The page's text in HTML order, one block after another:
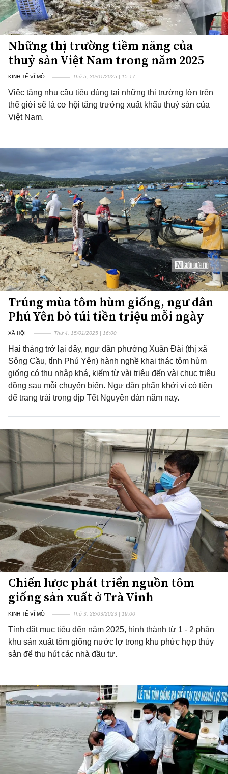
Những thị trường tiềm năng của
thuỷ sản Việt Nam trong năm 2025
KINH TẾ VĨ MÔ Thứ 5, 30/01/2025 | 15:17
Việc tăng nhu cầu tiêu dùng tại những thị trường lớn trên
thế giới sẽ là cơ hội tăng trưởng xuất khẩu thuỷ sản của
Việt Nam.
Trúng mùa tôm hùm giống, ngư dân
Phú Yên bỏ túi tiền triệu mỗi ngày
XÃ HỘI Thứ 4, 15/01/2025 | 16:00
Hai tháng trở lại đây, ngư dân phường Xuân Đài (thị xã
Sông Cầu, tỉnh Phú Yên) hành nghề khai thác tôm hùm
giống có thu nhập khá, kiếm từ vài triệu đến vài chục triệu
đồng sau mỗi chuyến biển. Ngư dân phấn khởi vì có tiền
để trang trải trong dịp Tết Nguyên đán năm nay.
Chiến lược phát triển nguồn tôm
giống sản xuất ở Trà Vinh
KINH TẾ VĨ MÔ Thứ 3, 28/03/2023 | 19:00
Tỉnh đặt mục tiêu đến năm 2025, hình thành từ 1 - 2 phân
khu sản xuất tôm giống nước lợ trong khu phức hợp thủy
sản để thu hút các nhà đầu tư.